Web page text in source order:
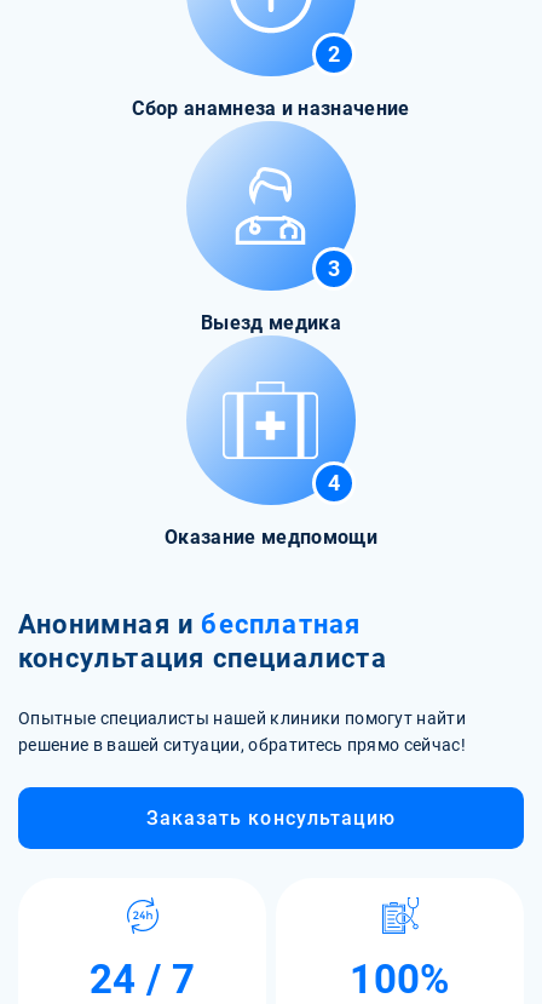
2
Сбор анамнеза и назначение
3
Выезд медика
4
Оказание медпомощи
Анонимная и бесплатная
консультация специалиста
Опытные специалисты нашей клиники помогут найти
решение в вашей ситуации, обратитесь прямо сейчас!
Заказать консультацию
24 / 7 100%